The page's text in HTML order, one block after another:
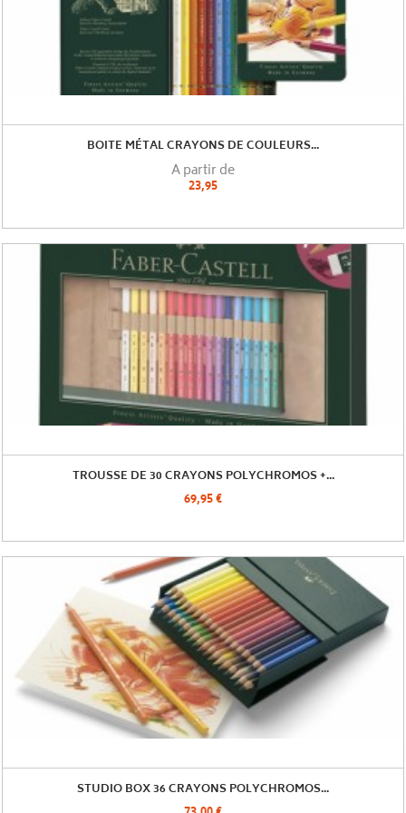
BOITE MÉTAL CRAYONS DE COULEURS...
A partir de
23,95
TROUSSE DE 30 CRAYONS POLYCHROMOS +...
69,95 €
STUDIO BOX 36 CRAYONS POLYCHROMOS...